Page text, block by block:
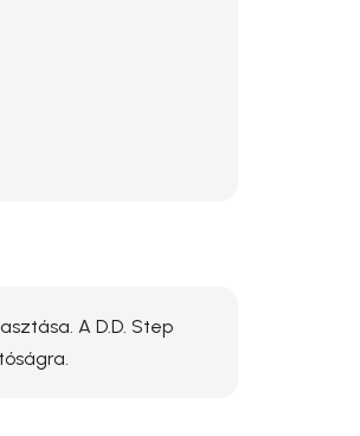
A D.D. Step